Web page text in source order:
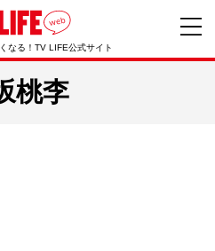
なる！TV LIFE公式サイト
桃李